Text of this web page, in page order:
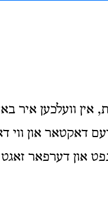
וועלכען איר
דאקטאר און ווי
און דערפאר